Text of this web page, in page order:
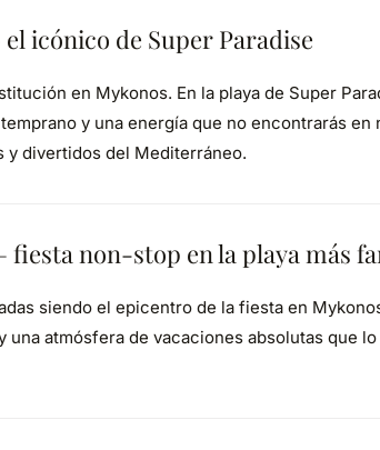
icónico de Super Paradise
en Mykonos. En la playa de Super
y una energía que no encontrarás
y divertidos del Mediterráneo.
fiesta non-stop en la playa más
siendo el epicentro de la fiesta en
una atmósfera de vacaciones absolutas que